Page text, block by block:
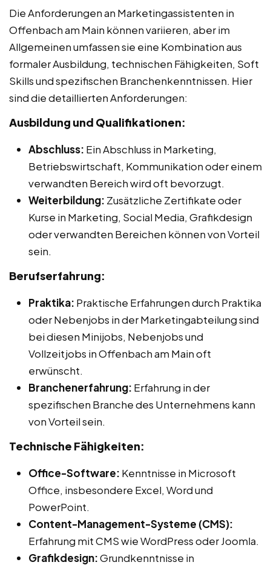
Die Anforderungen an Marketingassistenten in
Offenbach am Main können variieren, aber im
Allgemeinen umfassen sie eine Kombination aus
formaler Ausbildung, technischen Fähigkeiten, Soft
Skills und spezifischen Branchenkenntnissen. Hier
sind die detaillierten Anforderungen:
Ausbildung und Qualifikationen:
Abschluss: Ein Abschluss in Marketing,
Betriebswirtschaft, Kommunikation oder einem
verwandten Bereich wird oft bevorzugt.
Weiterbildung: Zusätzliche Zertifikate oder
Kurse in Marketing, Social Media, Grafikdesign
oder verwandten Bereichen können von Vorteil
sein.
Berufserfahrung:
Praktika: Praktische Erfahrungen durch Praktika
oder Nebenjobs in der Marketingabteilung sind
bei diesen Minijobs, Nebenjobs und
Vollzeitjobs in Offenbach am Main oft
erwünscht.
Branchenerfahrung: Erfahrung in der
spezifischen Branche des Unternehmens kann
von Vorteil sein.
Technische Fähigkeiten:
Office-Software: Kenntnisse in Microsoft
Office, insbesondere Excel, Word und
PowerPoint.
Content-Management-Systeme (CMS):
Erfahrung mit CMS wie WordPress oder Joomla.
Grafikdesign:Grundkenntnisse in